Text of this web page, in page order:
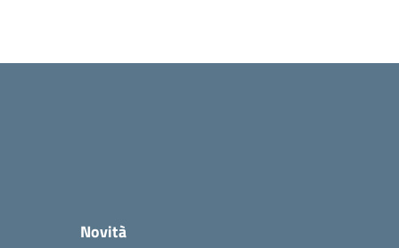
Novità